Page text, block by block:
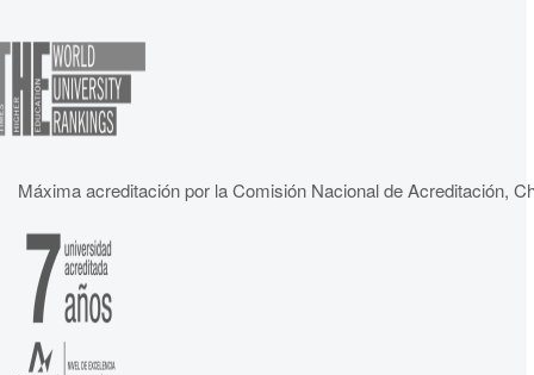
Máxima acreditación por la Comisión Nacional de Acreditación,